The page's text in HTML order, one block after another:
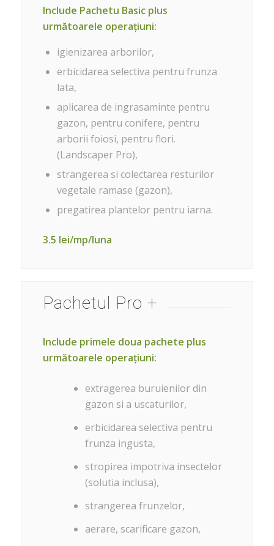
Include Pachetu Basic plus
următoarele operațiuni:
igienizarea arborilor,
erbicidarea selectiva pentru frunza
lata,
aplicarea de ingrasaminte pentru
gazon, pentru conifere, pentru
arborii foiosi, pentru flori.
(Landscaper Pro),
strangerea si colectarea resturilor
vegetale ramase (gazon),
pregatirea plantelor pentru iarna.
3.5 lei/mp/luna
Pachetul Pro +
Include primele doua pachete plus
următoarele operațiuni:
extragerea buruienilor din
gazon si a uscaturilor,
erbicidarea selectiva pentru
frunza ingusta,
stropirea impotriva insectelor
(solutia inclusa),
strangerea frunzelor,
aerare, scarificare gazon,